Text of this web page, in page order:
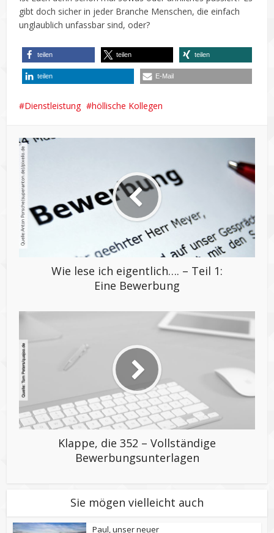
gibt doch sicher in jeder Branche Menschen, die einfach
unglaublich unfassbar sind, oder?
teilen teilen teilen
teilen E-Mail
Dienstleistung höllische Kollegen
Wie lese ich eigentlich…. – Teil 1:
Eine Bewerbung
Klappe, die 352 – Vollständige
Bewerbungsunterlagen
Sie mögen vielleicht auch
Paul, unser neuer